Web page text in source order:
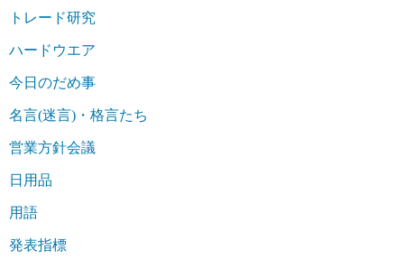
トレード研究
ハードウエア
今日のだめ事
名言(迷言)・格言たち
営業方針会議
日用品
用語
発表指標